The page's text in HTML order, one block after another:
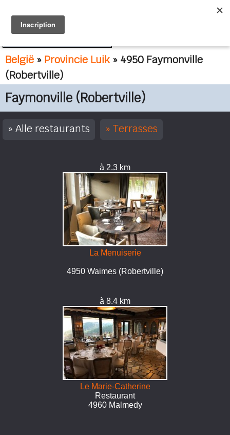
België » Provincie Luik» 4950 Faymonville
(Robertville)
Faymonville (Robertville)
Alle restaurants Terrasses
à 2.3 km
La Menuiserie
4950 Waimes (Robertville)
à 8.4 km
Le Marie-Catherine
Restaurant
4960 Malmedy